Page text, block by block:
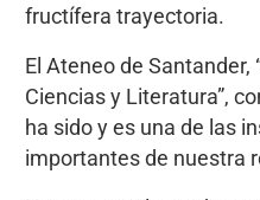
fructífera trayectoria.
El Ateneo de
Ciencias y Literatura”,
ha sido y es una de las
importantes de nuestra